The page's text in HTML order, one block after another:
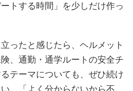
トする時間」を少しだけ作っ
ったと感じたら、ヘルメット
、通勤・通学ルートの安全チ
テーマについても、ぜひ続け
。「よく分からないから不